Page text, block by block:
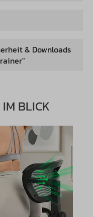
& Downloads
BLICK